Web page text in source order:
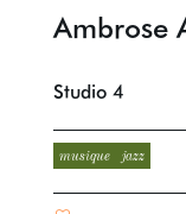
Ambrose
Studio 4
musique jazz